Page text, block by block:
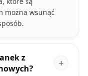
można wsunąć
z